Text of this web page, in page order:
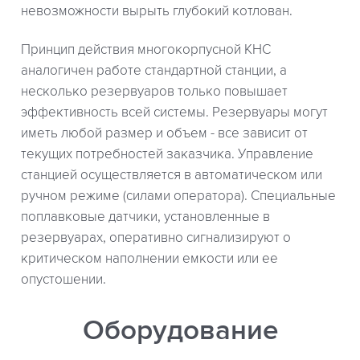
невозможности вырыть глубокий котлован.
Принцип действия многокорпусной КНС
аналогичен работе стандартной станции, а
несколько резервуаров только повышает
эффективность всей системы. Резервуары могут
иметь любой размер и объем - все зависит от
текущих потребностей заказчика. Управление
станцией осуществляется в автоматическом или
ручном режиме (силами оператора). Специальные
поплавковые датчики, установленные в
резервуарах, оперативно сигнализируют о
критическом наполнении емкости или ее
опустошении.
Оборудование